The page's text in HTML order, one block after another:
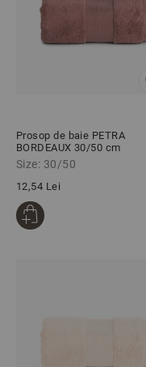
Prosop de baie PETRA
BORDEAUX 30/50 cm
Size: 30/50
12,54 Lei